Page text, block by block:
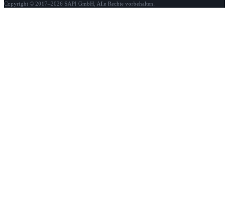
Copyright © 2017–2026 SAPI GmbH, Alle Rechte vorbehalten.